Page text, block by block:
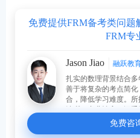
免费提供FRM备考类问
FRM专
Jason Jiao
融跃教
扎实的数理背景结合多
善于将复杂的考点简
合，降低学习难度。
免费咨